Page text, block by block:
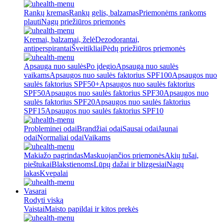
Rankų kremasRankų gelis, balzamasPriemonėms rankoms
plautiNagų priežiūros priemonės
Kremai, balzamai, želėDezodorantai,
antiperspirantaiŠveitikliaiPėdų priežiūros priemonės
Apsauga nuo saulėsPo įdegioApsauga nuo saulės
vaikamsApsaugos nuo saulės faktorius SPF100Apsaugos nuo
saulės faktorius SPF50+Apsaugos nuo saulės faktorius
SPF50Apsaugos nuo saulės faktorius SPF30Apsaugos nuo
saulės faktorius SPF20Apsaugos nuo saulės faktorius
SPF15Apsaugos nuo saulės faktorius SPF10
Probleminei odaiBrandžiai odaiSausai odaiJaunai
odaiNormaliai odaiVaikams
Makiažo pagrindasMaskuojančios priemonėsAkių tušai,
pieštukaiBlakstienomsLūpų dažai ir blizgesiaiNagų
lakasKvepalai
Vasarai
Rodyti viską
VaistaiMaisto papildai ir kitos prekės